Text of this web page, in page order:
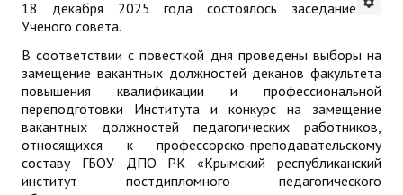
18 декабря 2025 года состоялось заседание
Ученого совета.
В соответствии с повесткой дня проведены выборы на
замещение вакантных должностей деканов факультета
повышения квалификации и профессиональной
переподготовки Института и конкурс на замещение
вакантных должностей педагогических работников,
относящихся к профессорско-преподавательскому
составу ГБОУ ДПО РК «Крымский республиканский
институт постдипломного педагогического